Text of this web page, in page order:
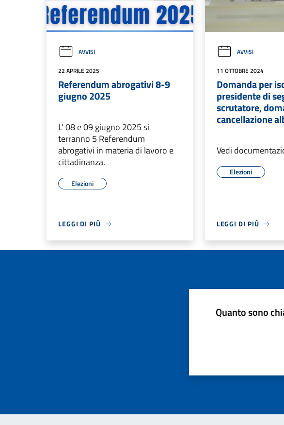
AVVISI
22 APRILE 2025
Referendum abrogativi 8-9
giugno 2025
L’ 08 e 09 giugno 2025 si
terranno 5 Referendum
abrogativi in materia di lavoro e
cittadinanza.
Elezioni
LEGGI DI PIÙ
AVVISI
11 OTTOBRE 2024
Domanda per
presidente di
scrutatore,
cancellazione
Vedi
Elezioni
LEGGI DI PIÙ
Quanto sono